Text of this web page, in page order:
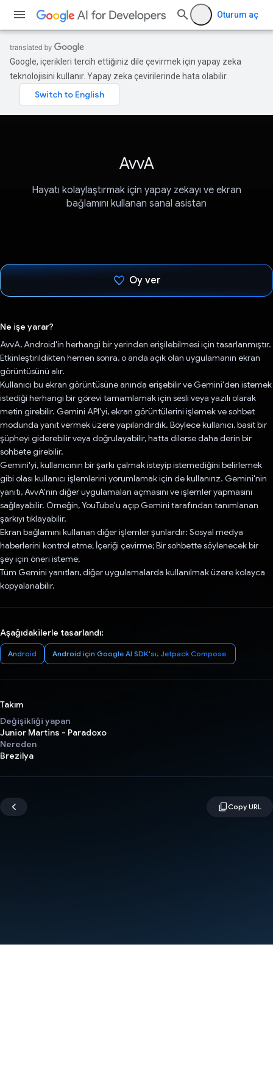
Oturum aç
Google, içerikleri tercih ettiğiniz dile çevirmek için yapay zeka
teknolojisini kullanır. Yapay zeka çevirilerinde hata olabilir.
AvvA
Hayatı kolaylaştırmak için yapay zekayı ve ekran
bağlamını kullanan sanal asistan
Oy ver
Ne işe yarar?
AvvA, Android'in herhangi bir yerinden erişilebilmesi için tasarlanmıştır.
Etkinleştirildikten hemen sonra, o anda açık olan uygulamanın ekran
görüntüsünü alır.
Kullanıcı bu ekran görüntüsüne anında erişebilir ve Gemini'den istemek
istediği herhangi bir görevi tamamlamak için sesli veya yazılı olarak
metin girebilir. Gemini API'yi, ekran görüntülerini işlemek ve sohbet
modunda yanıt vermek üzere yapılandırdık. Böylece kullanıcı, basit bir
şüpheyi giderebilir veya doğrulayabilir, hatta dilerse daha derin bir
sohbete girebilir.
Gemini'yi, kullanıcının bir şarkı çalmak isteyip istemediğini belirlemek
gibi olası kullanıcı işlemlerini yorumlamak için de kullanırız. Gemini'nin
yanıtı, AvvA'nın diğer uygulamaları açmasını ve işlemler yapmasını
sağlayabilir. Örneğin, YouTube'u açıp Gemini tarafından tanımlanan
şarkıyı tıklayabilir.
Ekran bağlamını kullanan diğer işlemler şunlardır: Sosyal medya
haberlerini kontrol etme; İçeriği çevirme; Bir sohbette söylenecek bir
şey için öneri isteme;
Tüm Gemini yanıtları, diğer uygulamalarda kullanılmak üzere kolayca
kopyalanabilir.
Aşağıdakilerle tasarlandı:
Android Android için Google AI SDK'sı; Jetpack Compose.
Takım
Değişikliği yapan
Junior Martins - Paradoxo
Nereden
Brezilya